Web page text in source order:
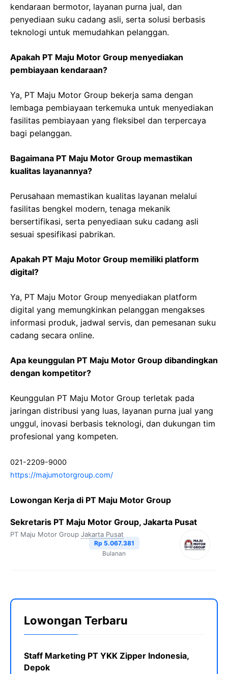
kendaraan bermotor, layanan purna jual, dan
penyediaan suku cadang asli, serta solusi berbasis
teknologi untuk memudahkan pelanggan.
Apakah PT Maju Motor Group menyediakan
pembiayaan kendaraan?
Ya, PT Maju Motor Group bekerja sama dengan
lembaga pembiayaan terkemuka untuk menyediakan
fasilitas pembiayaan yang fleksibel dan terpercaya
bagi pelanggan.
Bagaimana PT Maju Motor Group memastikan
kualitas layanannya?
Perusahaan memastikan kualitas layanan melalui
fasilitas bengkel modern, tenaga mekanik
bersertifikasi, serta penyediaan suku cadang asli
sesuai spesifikasi pabrikan.
Apakah PT Maju Motor Group memiliki platform
digital?
Ya, PT Maju Motor Group menyediakan platform
digital yang memungkinkan pelanggan mengakses
informasi produk, jadwal servis, dan pemesanan suku
cadang secara online.
Apa keunggulan PT Maju Motor Group dibandingkan
dengan kompetitor?
Keunggulan PT Maju Motor Group terletak pada
jaringan distribusi yang luas, layanan purna jual yang
unggul, inovasi berbasis teknologi, dan dukungan tim
profesional yang kompeten.
021-2209-9000
https://majumotorgroup.com/
Lowongan Kerja di PT Maju Motor Group
Sekretaris PT Maju Motor Group, Jakarta Pusat
PT Maju Motor Group Jakarta Pusat
Rp 5.067.381
Bulanan
Lowongan Terbaru
Staff Marketing PT YKK Zipper Indonesia,
Depok